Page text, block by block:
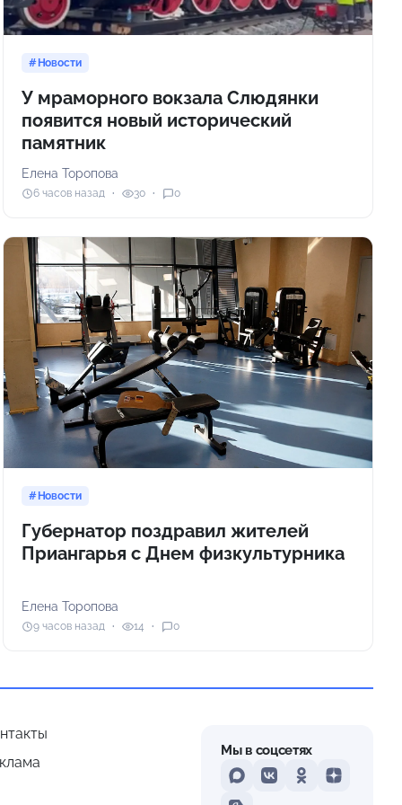
Новости
У мраморного вокзала Слюдянки
появится новый исторический
памятник
Елена Торопова
6 часов назад 30 0
Новости
Губернатор поздравил жителей
Приангарья с Днем физкультурника
Елена Торопова
9 часов назад 14 0
Мы в соцсетях
MAXVKontakteOdnoklassniki
Dzen